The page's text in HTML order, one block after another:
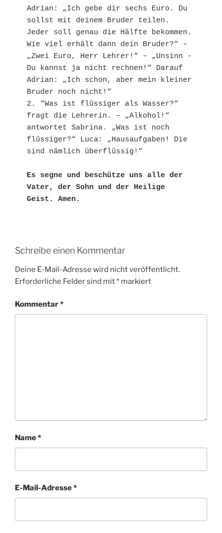
Adrian: „Ich gebe dir sechs Euro. Du
sollst mit deinem Bruder teilen.
Jeder soll genau die Hälfte bekommen.
Wie viel erhält dann dein Bruder?“ –
„Zwei Euro, Herr Lehrer!“ – „Unsinn -
Du kannst ja nicht rechnen!“ Darauf
Adrian: „Ich schon, aber mein kleiner
Bruder noch nicht!“
2. “Was ist flüssiger als Wasser?“
fragt die Lehrerin. – „Alkohol!“
antwortet Sabrina. „Was ist noch
flüssiger?“ Luca: „Hausaufgaben! Die
sind nämlich überflüssig!“
Es segne und beschütze uns alle der
Vater, der Sohn und der Heilige
Schreibe einen Kommentar
Deine E-Mail-Adresse wird nicht veröffentlicht.
Erforderliche Felder sind mit* markiert
Kommentar*
Name*
E-Mail-Adresse*